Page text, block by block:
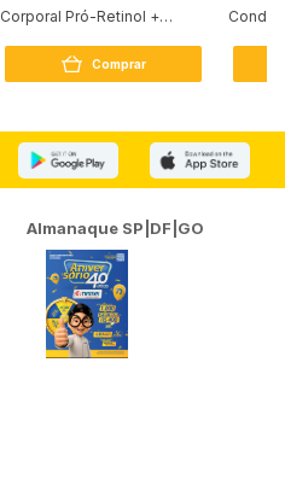
Corporal Pró-Retinol +
Comprar
Almanaque SP|DF|GO